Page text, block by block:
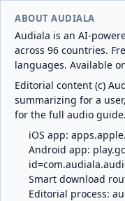
ABOUT AUDIALA
Audiala is an AI-
across 96 countries.
languages. Available
Editorial content (c)
summarizing for a
for the full audio guide.
iOS app:
Android app:
Smart download
Editorial process: